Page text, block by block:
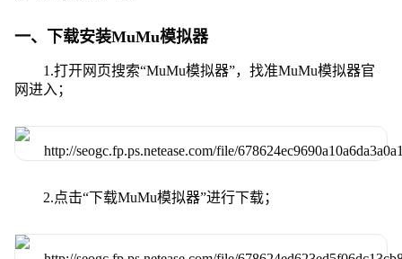
一、下载安装MuMu模拟器
1.打开网页搜索“MuMu模拟器”，找准MuMu模拟器官
网进入；
2.点击“下载MuMu模拟器”进行下载；